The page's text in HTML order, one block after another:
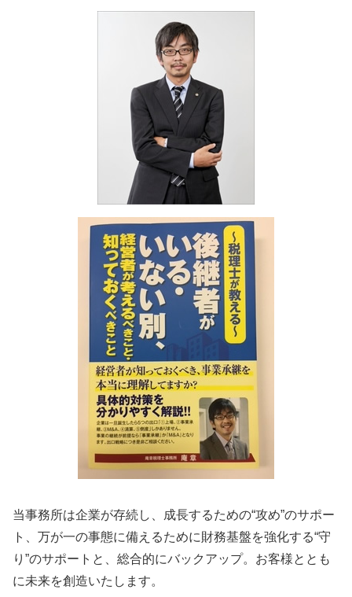
相続税 基礎控除
相続税 配偶者控除
相続税 期限後申告 ペナルティ
相続税 節税 土地
相続税 マンション
相続税 法定相続分
相続税 ペナルティー
決算業務 滋賀県
医療法人設立支援・顧問 明石市
海外進出サポート 和歌山県
海外進出サポート 奈良県
海外進出サポート 大阪府
医療法人設立支援・顧問 神戸市
融資・助成金 明石市
事業承継・M&A 滋賀県
相続 大阪府
相続 滋賀県
決算業務 兵庫県
当事務所は企業が存続し、成長するための“攻め”のサポー
ト、万が一の事態に備えるために財務基盤を強化する“守
り”のサポートと、総合的にバックアップ。お客様ととも
に未来を創造いたします。